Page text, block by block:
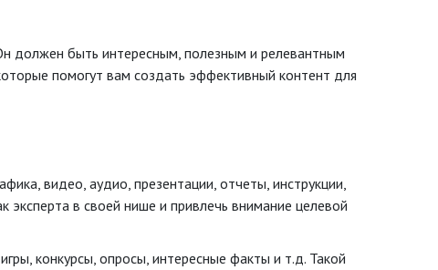
должен быть интересным, полезным и релевантным
помогут вам создать эффективный контент для
видео, аудио, презентации, отчеты, инструкции,
эксперта в своей нише и привлечь внимание целевой
конкурсы, опросы, интересные факты и т.д. Такой